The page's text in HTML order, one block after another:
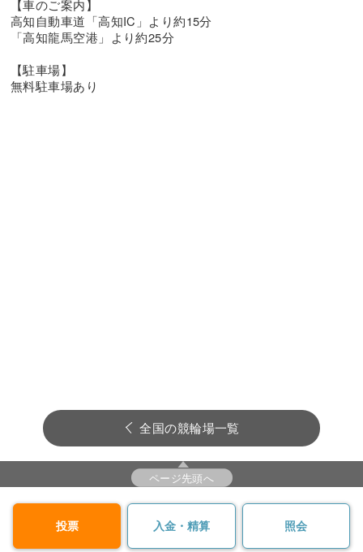
【車のご案内】
高知自動車道「高知IC」より約15分
「高知龍馬空港」より約25分
【駐車場】
無料駐車場あり
全国の競輪場一覧
ページ先頭へ
投票 入金・精算 照会